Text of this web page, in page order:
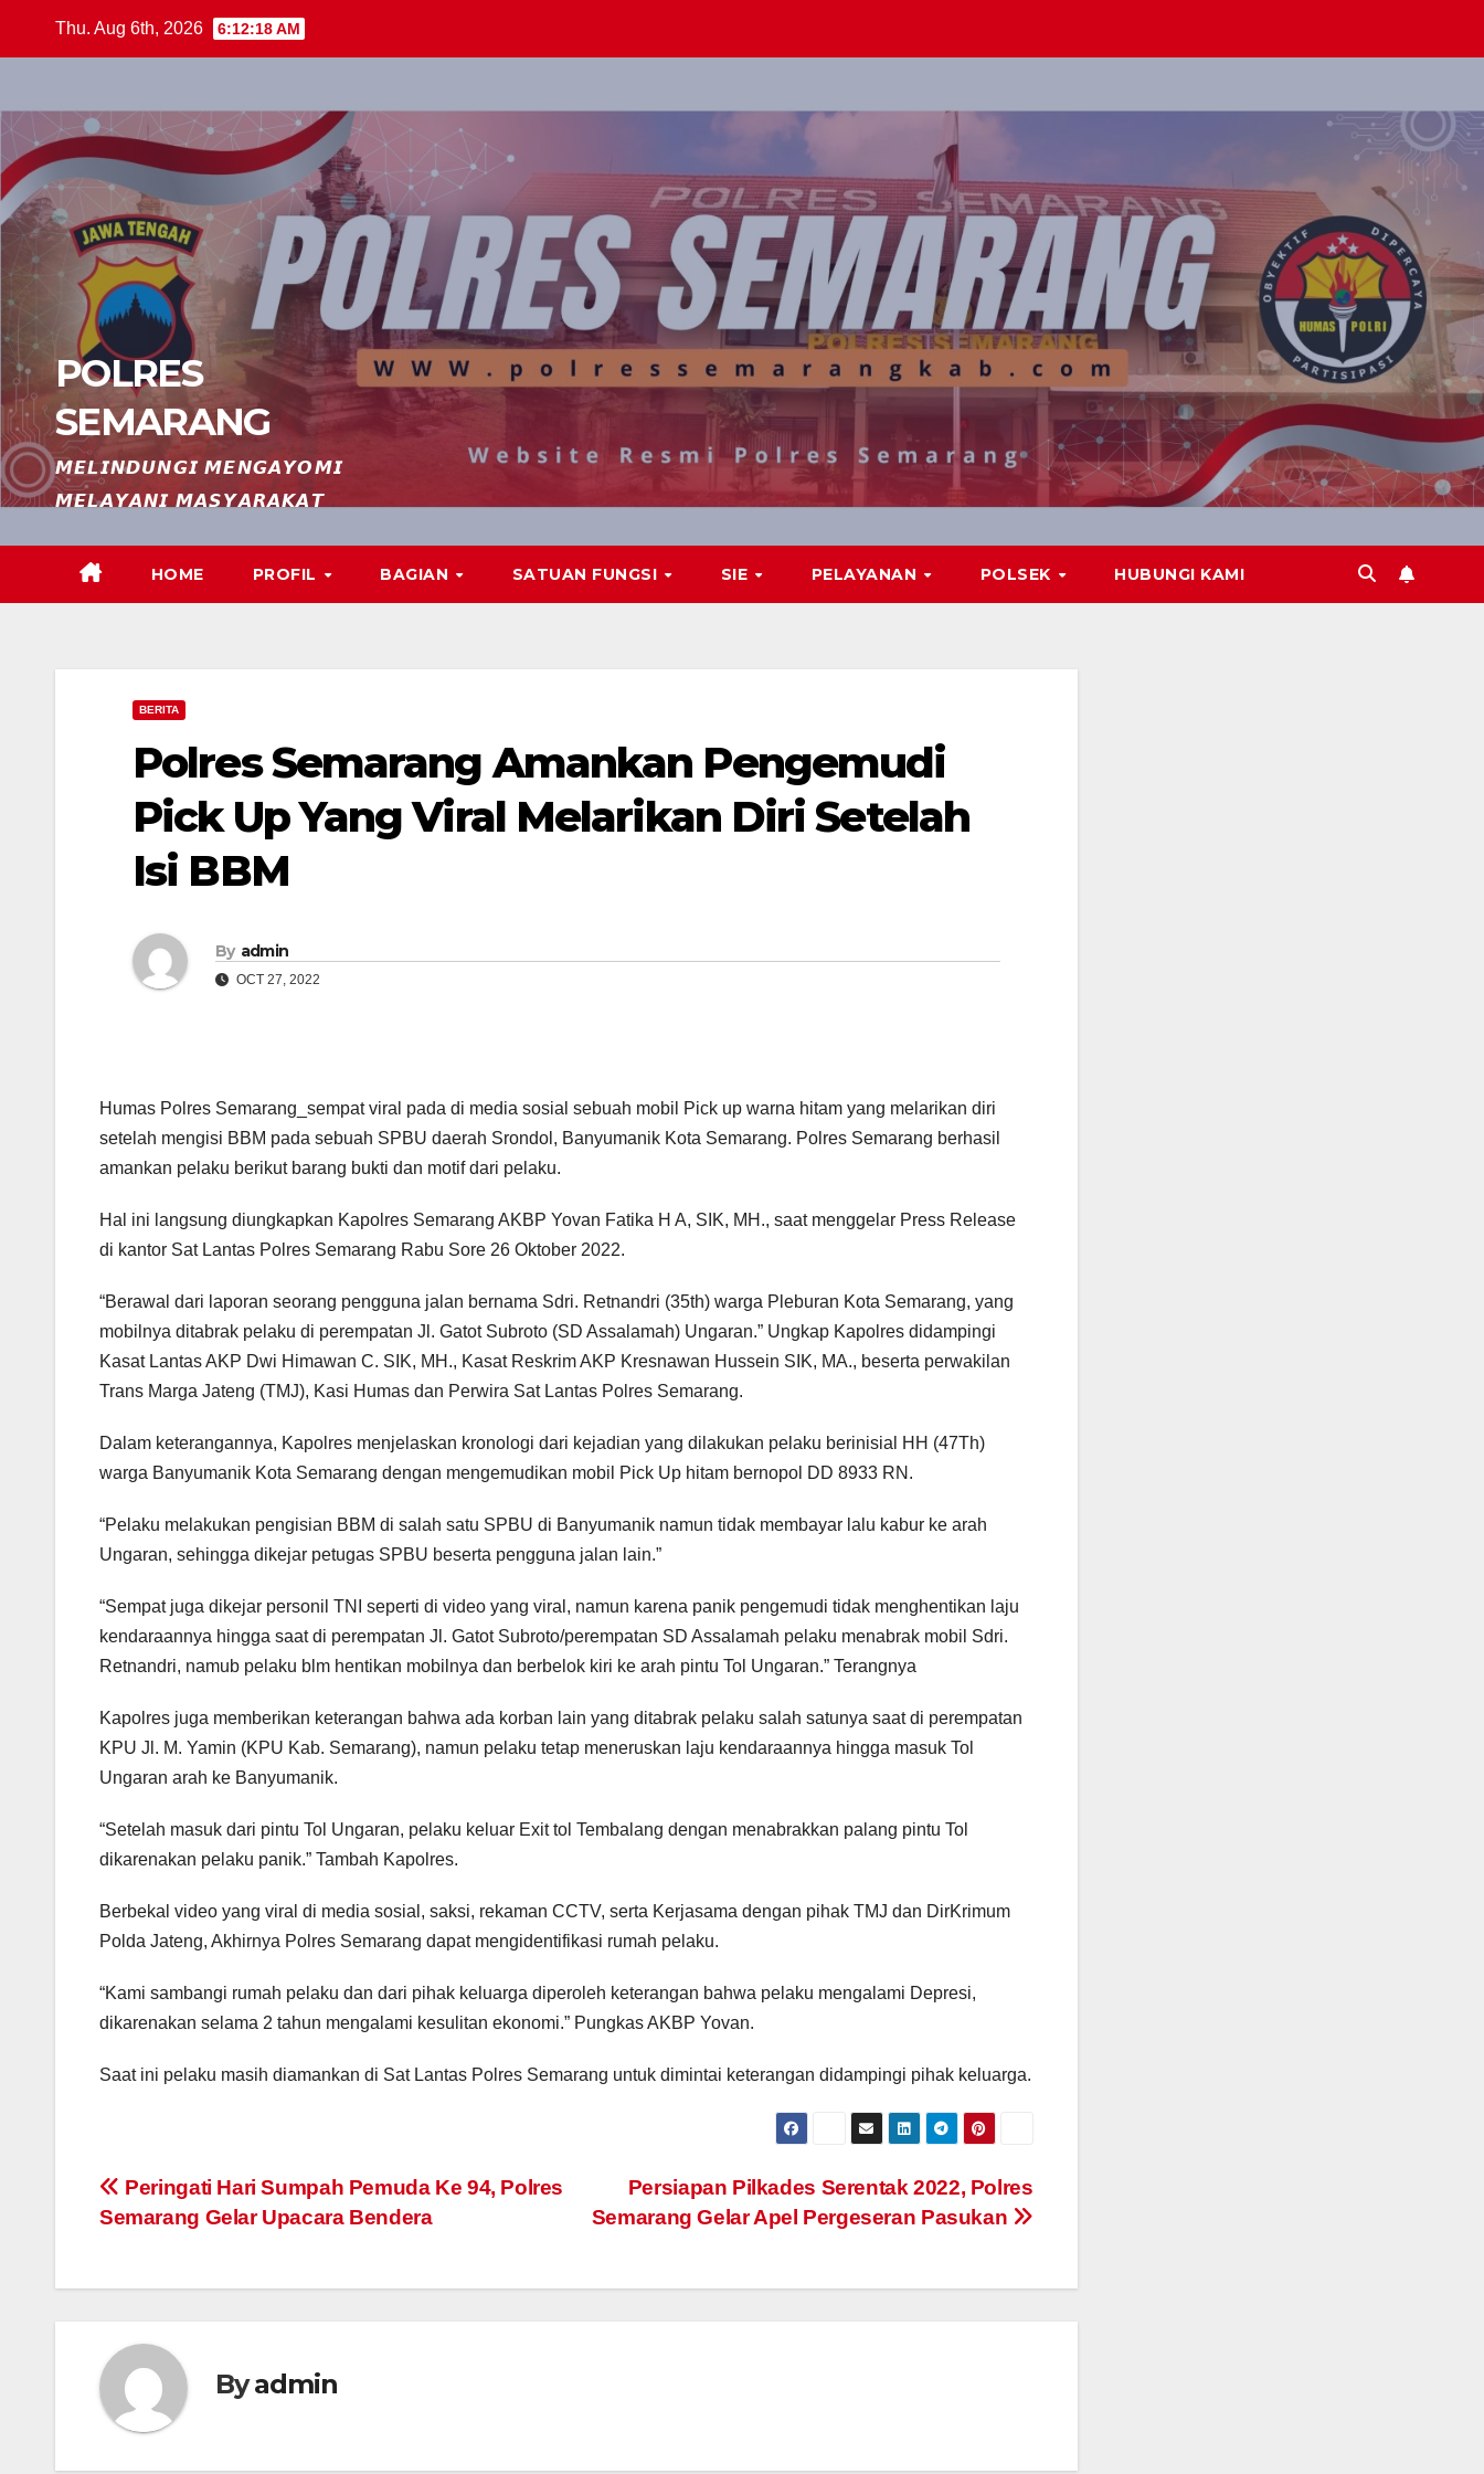
Thu. Aug 6th, 2026 6:12:19 AM
POLRES
SEMARANG
𝙈𝙀𝙇𝙄𝙉𝘿𝙐𝙉𝙂𝙄 𝙈𝙀𝙉𝙂𝘼𝙔𝙊𝙈𝙄
𝙈𝙀𝙇𝘼𝙔𝘼𝙉𝙄 𝙈𝘼𝙎𝙔𝘼𝙍𝘼𝙆𝘼𝙏
HOME PROFIL BAGIAN SATUAN FUNGSI SIE PELAYANAN POLSEK HUBUNGI KAMI
BERITA
Polres Semarang Amankan Pengemudi
Pick Up Yang Viral Melarikan Diri Setelah
Isi BBM
By admin
OCT 27, 2022
Humas Polres Semarang_sempat viral pada di media sosial sebuah mobil Pick up warna hitam yang melarikan diri
setelah mengisi BBM pada sebuah SPBU daerah Srondol, Banyumanik Kota Semarang. Polres Semarang berhasil
amankan pelaku berikut barang bukti dan motif dari pelaku.
Hal ini langsung diungkapkan Kapolres Semarang AKBP Yovan Fatika H A, SIK, MH., saat menggelar Press Release
di kantor Sat Lantas Polres Semarang Rabu Sore 26 Oktober 2022.
“Berawal dari laporan seorang pengguna jalan bernama Sdri. Retnandri (35th) warga Pleburan Kota Semarang, yang
mobilnya ditabrak pelaku di perempatan Jl. Gatot Subroto (SD Assalamah) Ungaran.” Ungkap Kapolres didampingi
Kasat Lantas AKP Dwi Himawan C. SIK, MH., Kasat Reskrim AKP Kresnawan Hussein SIK, MA., beserta perwakilan
Trans Marga Jateng (TMJ), Kasi Humas dan Perwira Sat Lantas Polres Semarang.
Dalam keterangannya, Kapolres menjelaskan kronologi dari kejadian yang dilakukan pelaku berinisial HH (47Th)
warga Banyumanik Kota Semarang dengan mengemudikan mobil Pick Up hitam bernopol DD 8933 RN.
“Pelaku melakukan pengisian BBM di salah satu SPBU di Banyumanik namun tidak membayar lalu kabur ke arah
Ungaran, sehingga dikejar petugas SPBU beserta pengguna jalan lain.”
“Sempat juga dikejar personil TNI seperti di video yang viral, namun karena panik pengemudi tidak menghentikan laju
kendaraannya hingga saat di perempatan Jl. Gatot Subroto/perempatan SD Assalamah pelaku menabrak mobil Sdri.
Retnandri, namub pelaku blm hentikan mobilnya dan berbelok kiri ke arah pintu Tol Ungaran.” Terangnya
Kapolres juga memberikan keterangan bahwa ada korban lain yang ditabrak pelaku salah satunya saat di perempatan
KPU Jl. M. Yamin (KPU Kab. Semarang), namun pelaku tetap meneruskan laju kendaraannya hingga masuk Tol
Ungaran arah ke Banyumanik.
“Setelah masuk dari pintu Tol Ungaran, pelaku keluar Exit tol Tembalang dengan menabrakkan palang pintu Tol
dikarenakan pelaku panik.” Tambah Kapolres.
Berbekal video yang viral di media sosial, saksi, rekaman CCTV, serta Kerjasama dengan pihak TMJ dan DirKrimum
Polda Jateng, Akhirnya Polres Semarang dapat mengidentifikasi rumah pelaku.
“Kami sambangi rumah pelaku dan dari pihak keluarga diperoleh keterangan bahwa pelaku mengalami Depresi,
dikarenakan selama 2 tahun mengalami kesulitan ekonomi.” Pungkas AKBP Yovan.
Saat ini pelaku masih diamankan di Sat Lantas Polres Semarang untuk dimintai keterangan didampingi pihak keluarga.
Post
navigation
Persiapan Pilkades Serentak 2022, Polres
Semarang Gelar Apel Pergeseran Pasukan
Peringati Hari Sumpah Pemuda Ke 94, Polres
Semarang Gelar Upacara Bendera
Byadmin